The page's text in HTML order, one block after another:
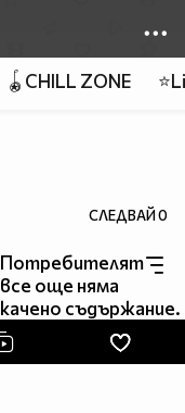
🪀CHILL ZONE
СЛЕДВАЙ0
Потребителят
все още няма
качено съдържание.